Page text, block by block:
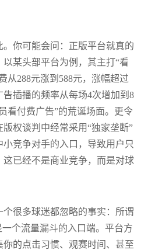
你可能会问：正版平台就真的
某头部平台为例，其主打“看
从288元涨到588元，涨幅超过
插播的频率从每场4次增加到8
看付费广告”的荒诞场面。更令
权谈判中经常采用“独家垄断”
竞争对手的入口，导致用户只
已经不是商业竞争，而是对球
很多球迷都忽略的事实：所谓
个流量漏斗的入口端。平台方
的点击习惯、观赛时间、甚至